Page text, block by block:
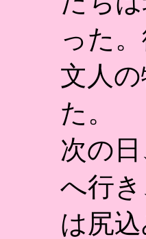
った
文人
た。
次の
へ行
は尻